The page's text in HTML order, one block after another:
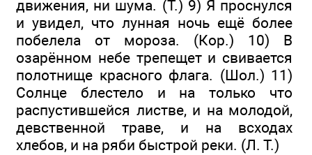
движения, ни шума. (Т.) 9) Я проснулся
и увидел, что лунная ночь ещё более
побелела от мороза. (Кор.) 10) В
озарённом небе трепещет и свивается
полотнище красного флага. (Шол.) 11)
Солнце блестело и на только что
распустившейся листве, и на молодой,
девственной траве, и на всходах
хлебов, и на ряби быстрой реки. (Л. Т.)